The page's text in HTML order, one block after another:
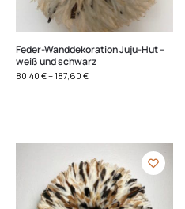
Feder-Wanddekoration Juju-Hut –
weiß und schwarz
80,40 €–187,60 €